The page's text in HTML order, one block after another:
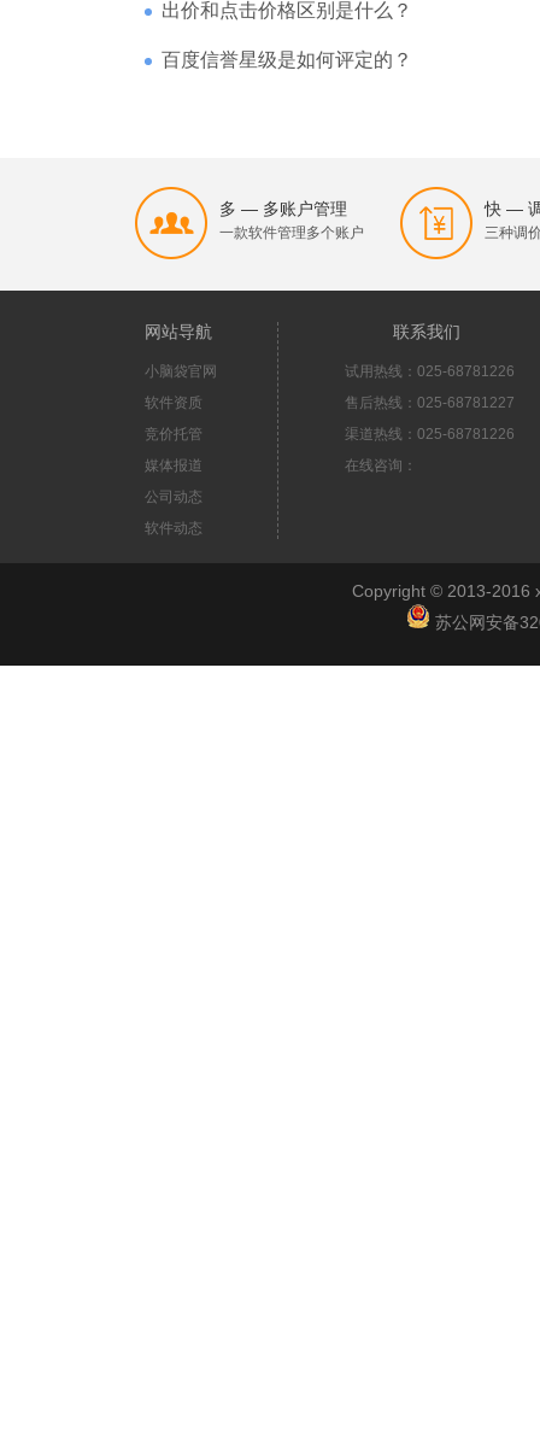
出价和点击价格区别是什么？
百度信誉星级是如何评定的？
多 — 多账户管理
一款软件管理多个账户
快 —
三种调
网站导航
小脑袋官网
软件资质
竞价托管
媒体报道
公司动态
软件动态
联系我们
试用热线：025-68781226
售后热线：025-68781227
渠道热线：025-68781226
在线咨询：
Copyright © 2013-2016
苏公网安备